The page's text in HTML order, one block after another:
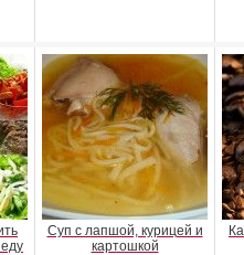
Суп с лапшой, курицей и
картошкой